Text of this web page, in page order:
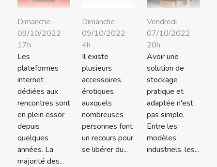
Dimanche
09/10/2022
17h
Les
plateformes
internet
dédiées aux
rencontres sont
en plein essor
depuis
quelques
années. La
majorité des...
Dimanche
09/10/2022
4h
Il existe
plusieurs
accessoires
érotiques
auxquels
nombreuses
personnes font
un recours pour
se libérer du...
Vendredi
07/10/2022
20h
Avoir une
solution de
stockage
pratique et
adaptée n'est
pas simple.
Entre les
modèles
industriels, les...